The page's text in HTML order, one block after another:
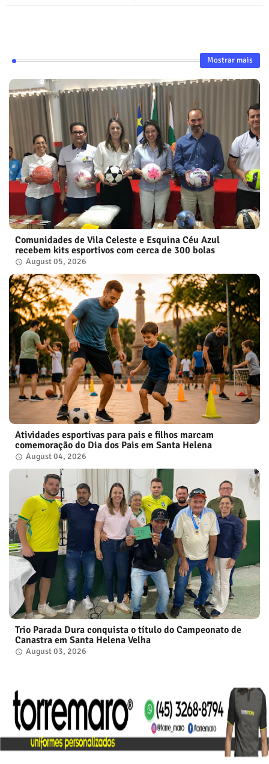
Mostrar mais
Comunidades de Vila Celeste e Esquina Céu Azul
recebem kits esportivos com cerca de 300 bolas
August 05, 2026
Atividades esportivas para pais e filhos marcam
comemoração do Dia dos Pais em Santa Helena
August 04, 2026
Trio Parada Dura conquista o título do Campeonato de
Canastra em Santa Helena Velha
August 03, 2026